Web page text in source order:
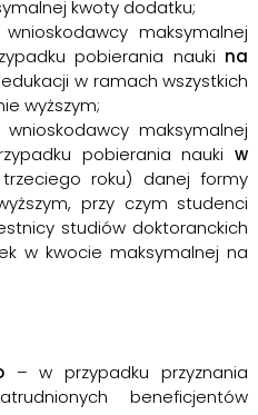
kwoty dodatku;
maksymalnej
pobierania nauki na
edukacji w ramach wszystkich
wyższym;
maksymalnej
pobierania naukiw
roku) danej formy
przy czym studenci
studiów doktoranckich
w kwocie maksymalnej na
– w przypadku przyznania
beneficjentów